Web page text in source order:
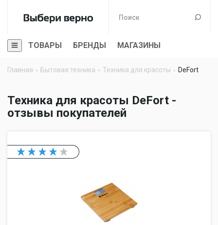
ТОВАРЫ БРЕНДЫ МАГАЗИНЫ
Главная Бытовая техника Техника для красоты DeFort
Техника для красоты DeFort -
отзывы покупателей